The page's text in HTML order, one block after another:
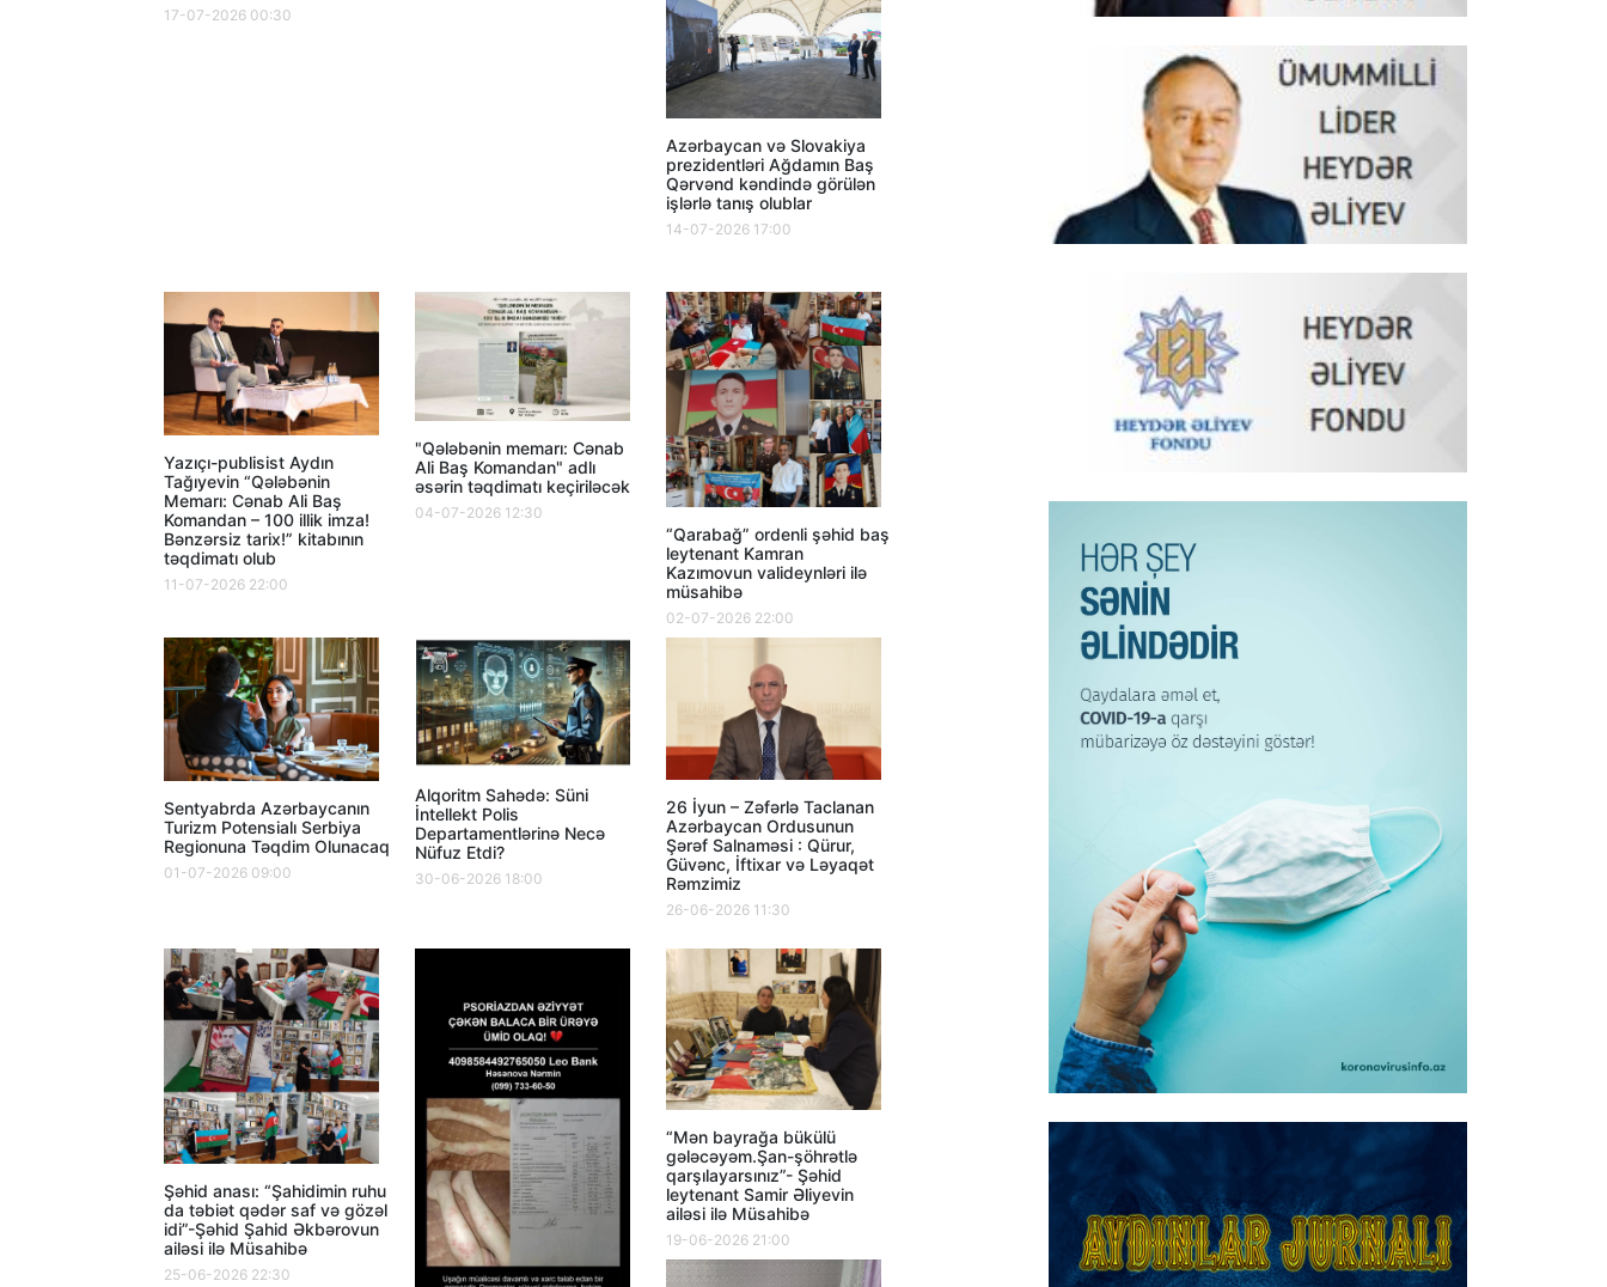
17-07-2026 00:30
Azərbaycan və Slovakiya
prezidentləri Ağdamın Baş
Qərvənd kəndində görülən
işlərlə tanış olublar
14-07-2026 17:00
Yazıçı-publisist Aydın
Tağıyevin “Qələbənin
Memarı: Cənab Ali Baş
Komandan – 100 illik imza!
Bənzərsiz tarix!” kitabının
təqdimatı olub
11-07-2026 22:00
"Qələbənin memarı: Cənab
Ali Baş Komandan" adlı
əsərin təqdimatı keçiriləcək
04-07-2026 12:30
“Qarabağ” ordenli şəhid baş
leytenant Kamran
Kazımovun valideynləri ilə
müsahibə
02-07-2026 22:00
Sentyabrda Azərbaycanın
Turizm Potensialı Serbiya
Regionuna Təqdim Olunacaq
01-07-2026 09:00
Alqoritm Sahədə: Süni
İntellekt Polis
Departamentlərinə Necə
Nüfuz Etdi?
30-06-2026 18:00
26 İyun – Zəfərlə Taclanan
Azərbaycan Ordusunun
Şərəf Salnaməsi : Qürur,
Güvənc, İftixar və Ləyaqət
Rəmzimiz
26-06-2026 11:30
Şəhid anası: “Şahidimin ruhu
da təbiət qədər saf və gözəl
idi”-Şəhid Şahid Əkbərovun
ailəsi ilə Müsahibə
25-06-2026 22:30
“Mən bayrağa bükülü
gələcəyəm.Şan-şöhrətlə
qarşılayarsınız”- Şəhid
leytenant Samir Əliyevin
ailəsi ilə Müsahibə
19-06-2026 21:00